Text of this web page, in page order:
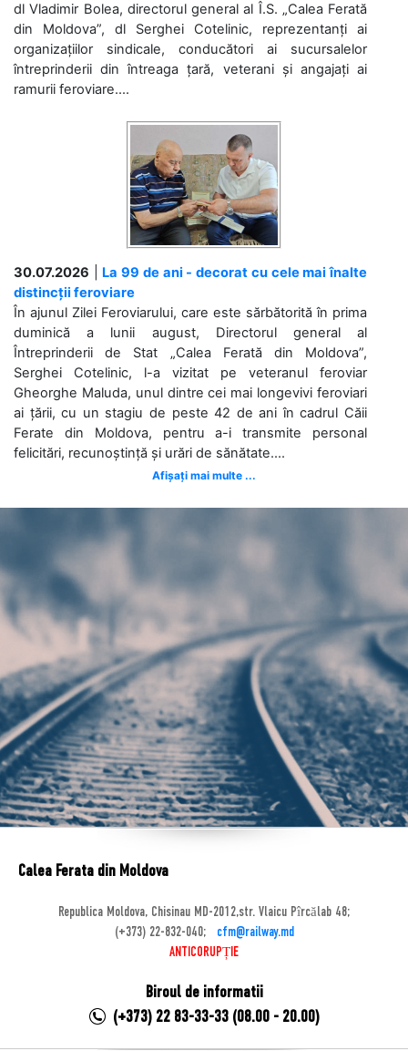
dl Vladimir Bolea, directorul general al Î.S. „Calea Ferată
din Moldova”, dl Serghei Cotelinic, reprezentanți ai
organizațiilor sindicale, conducători ai sucursalelor
întreprinderii din întreaga țară, veterani și angajați ai
ramurii feroviare....
30.07.2026
La 99 de ani - decorat cu cele mai înalte
distincții feroviare
În ajunul Zilei Feroviarului, care este sărbătorită în prima
duminică a lunii august, Directorul general al
Întreprinderii de Stat „Calea Ferată din Moldova”,
Serghei Cotelinic, l-a vizitat pe veteranul feroviar
Gheorghe Maluda, unul dintre cei mai longevivi feroviari
ai țării, cu un stagiu de peste 42 de ani în cadrul Căii
Ferate din Moldova, pentru a-i transmite personal
felicitări, recunoștință și urări de sănătate....
Afișați mai multe ...
Calea Ferata din Moldova
Republica Moldova, Chisinau MD-2012,str. Vlaicu Pîrcălab 48;
(+373) 22-832-040;
cfm@railway.md
ANTICORUPȚIE
Biroul de informatii
(+373) 22 83-33-33 (08.00 - 20.00)